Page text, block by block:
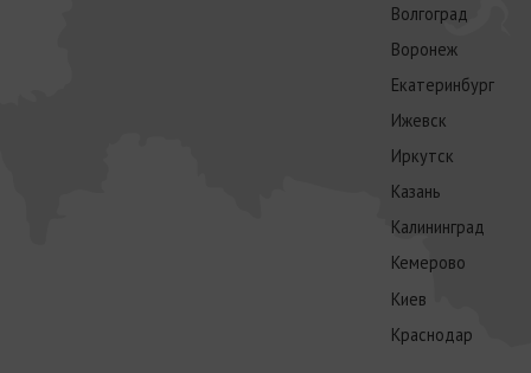
Волгоград
Воронеж
Екатеринбург
Ижевск
Иркутск
Казань
Калининград
Кемерово
Киев
Краснодар